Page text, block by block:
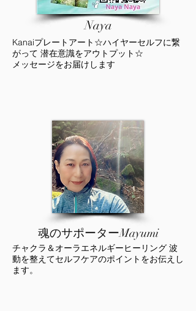
Naya
Kanaiプレートアート ☆ハイヤーセルフに繋
がって 潜在意識をアウトプット☆
メッセージをお届けします
魂のサポーターMayumi
チャクラ＆オーラエネルギーヒーリング 波
動を整えてセルフケアのポイントをお伝えし
ます。